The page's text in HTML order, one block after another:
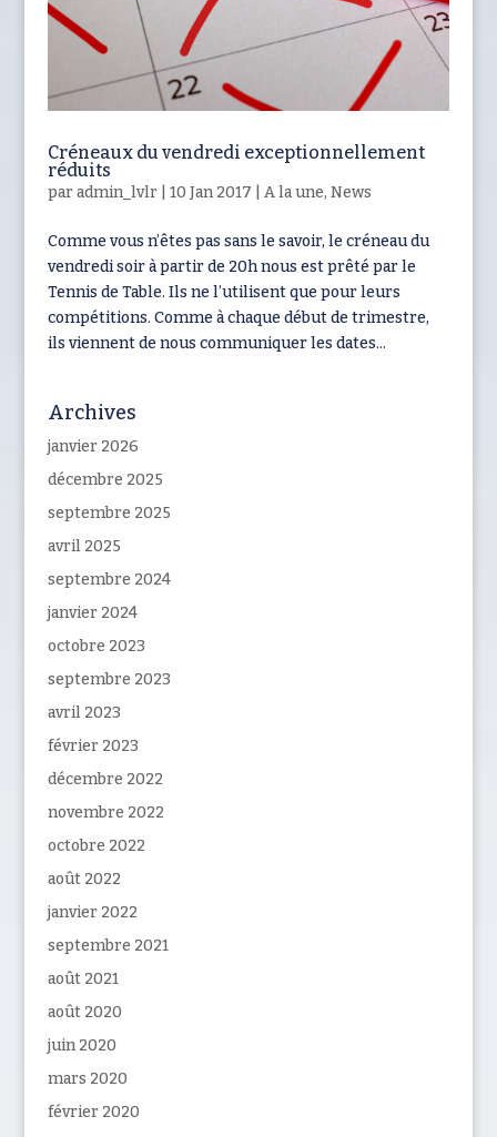
Créneaux du vendredi exceptionnellement
réduits
paradmin_lvlr| 10 Jan 2017 A la une, News
Comme vous n’êtes pas sans le savoir, le créneau du
vendredi soir à partir de 20h nous est prêté par le
Tennis de Table. Ils ne l’utilisent que pour leurs
compétitions. Comme à chaque début de trimestre,
ils viennent de nous communiquer les dates...
Archives
janvier 2026
décembre 2025
septembre 2025
avril 2025
septembre 2024
janvier 2024
octobre 2023
septembre 2023
avril 2023
février 2023
décembre 2022
novembre 2022
octobre 2022
août 2022
janvier 2022
septembre 2021
août 2021
août 2020
juin 2020
mars 2020
février 2020